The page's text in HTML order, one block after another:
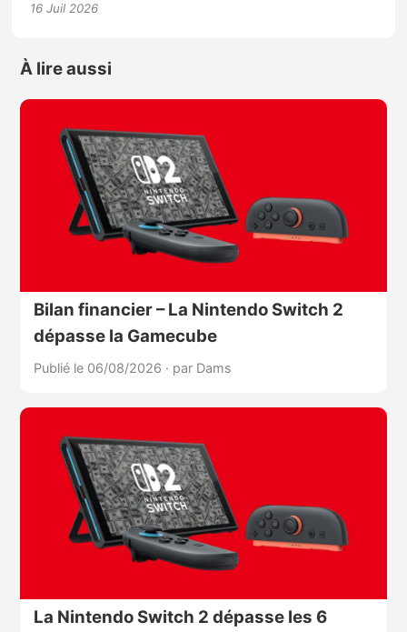
16 Juil 2026
À lire aussi
Bilan financier – La Nintendo Switch 2
dépasse la Gamecube
Publié le 06/08/2026 · par Dams
La Nintendo Switch 2 dépasse les 6